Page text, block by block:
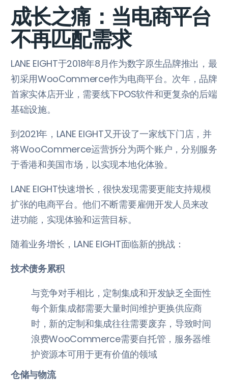
成长之痛：当电商平台
不再匹配需求
LANE EIGHT于2018年8月作为数字原生品牌推出，最
初采用WooCommerce作为电商平台。次年，品牌
首家实体店开业，需要线下POS软件和更复杂的后端
基础设施。
到2021年，LANE EIGHT又开设了一家线下门店，并
将WooCommerce运营拆分为两个账户，分别服务
于香港和美国市场，以实现本地化体验。
LANE EIGHT快速增长，很快发现需要更能支持规模
扩张的电商平台。他们不断需要雇佣开发人员来改
进功能，实现体验和运营目标。
随着业务增长，LANE EIGHT面临新的挑战：
技术债务累积
与竞争对手相比，定制集成和开发缺乏全面性
每个新集成都需要大量时间维护更换供应商
时，新的定制和集成往往需要废弃，导致时间
浪费WooCommerce需要自托管，服务器维
护资源本可用于更有价值的领域
仓储与物流